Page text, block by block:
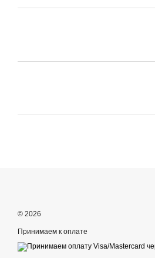
© 2026
Принимаем к оплате